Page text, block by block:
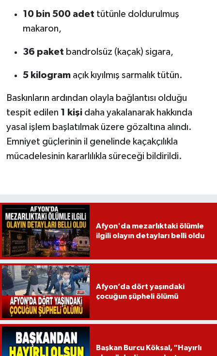
10 bin 500 adet tütünle doldurulmuş
makaron,
36 paket bandrolsüz (kaçak) sigara,
5 kilogramaçık kıyılmış sarmalık tütün.
Baskınların ardından olayla bağlantısı olduğu
tespit edilen 1 kişidaha yakalanarak hakkında
yasal işlem başlatılmak üzere gözaltına alındı.
Emniyet güçlerinin il genelinde kaçakçılıkla
mücadelesinin kararlılıkla süreceği bildirildi.
Afyon'da mezarlıktaki ölümle
ilgili olayın detayları belli oldu
Afyon’da dört yaşındaki
çocuğun şüpheli ölümü
Başkan Burcu Köksal, "Hayırlı